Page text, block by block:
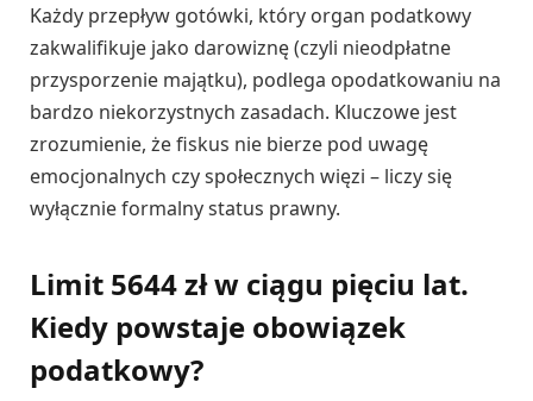
Każdy przepływ gotówki, który organ podatkowy
zakwalifikuje jako darowiznę (czyli nieodpłatne
przysporzenie majątku), podlega opodatkowaniu na
bardzo niekorzystnych zasadach. Kluczowe jest
zrozumienie, że fiskus nie bierze pod uwagę
emocjonalnych czy społecznych więzi – liczy się
wyłącznie formalny status prawny.
Limit 5644 zł w ciągu pięciu lat.
Kiedy powstaje obowiązek
podatkowy?